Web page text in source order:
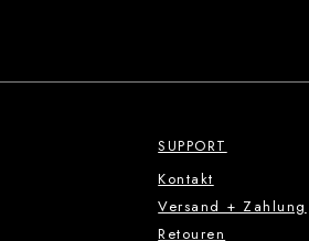
SUPPORT
Kontakt
Versand + Zahlung
Retouren